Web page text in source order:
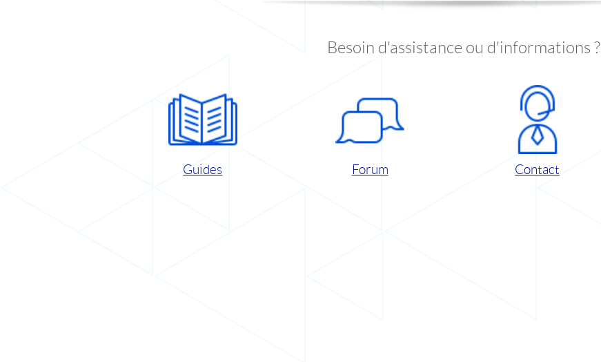
Besoin d'assistance ou d'informations ?
Guides Forum Contact